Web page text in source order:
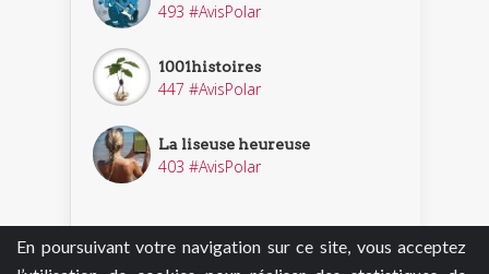
En poursuivant votre navigation sur ce site, vous acceptez
493 #AvisPolar
1001histoires
447 #AvisPolar
La liseuse heureuse
403 #AvisPolar
Découvrir nos enquêteurs